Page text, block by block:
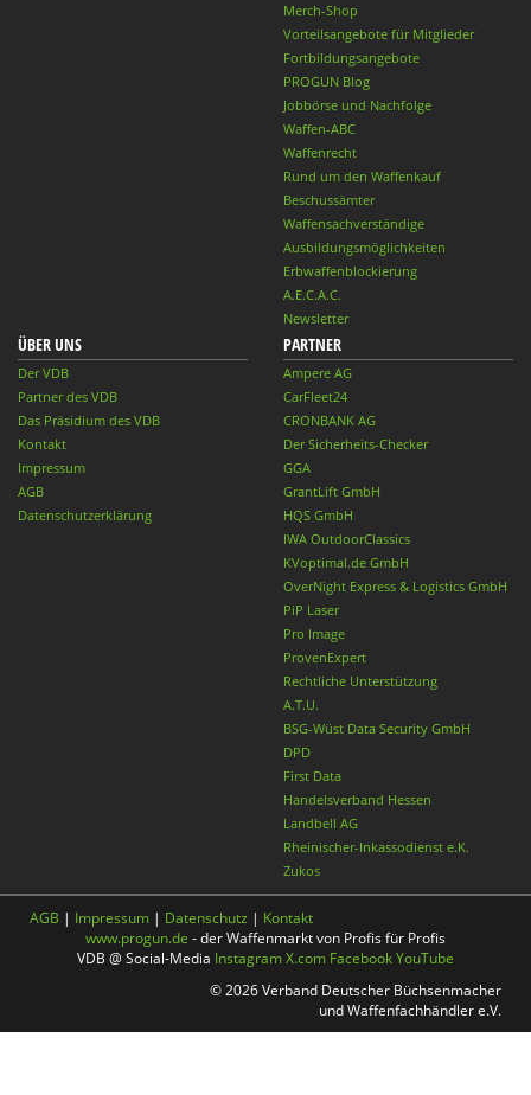
Merch-Shop
Vorteilsangebote für Mitglieder
Fortbildungsangebote
PROGUN Blog
Jobbörse und Nachfolge
Waffen-ABC
Waffenrecht
Rund um den Waffenkauf
Beschussämter
Waffensachverständige
Ausbildungsmöglichkeiten
Erbwaffenblockierung
A.E.C.A.C.
Newsletter
ÜBER UNS
Der VDB
Partner des VDB
Das Präsidium des VDB
Kontakt
Impressum
AGB
Datenschutzerklärung
PARTNER
Ampere AG
CarFleet24
CRONBANK AG
Der Sicherheits-Checker
GGA
GrantLift GmbH
HQS GmbH
IWA OutdoorClassics
KVoptimal.de GmbH
OverNight Express & Logistics GmbH
PiP Laser
Pro Image
ProvenExpert
Rechtliche Unterstützung
A.T.U.
BSG-Wüst Data Security GmbH
DPD
First Data
Handelsverband Hessen
Landbell AG
Rheinischer-Inkassodienst e.K.
Zukos
AGB | Impressum | Datenschutz | Kontakt
www.progun.de - der Waffenmarkt von Profis für Profis
VDB @ Social-Media InstagramX.com FacebookYouTube
© 2026 Verband Deutscher Büchsenmacher
und Waffenfachhändler e.V.